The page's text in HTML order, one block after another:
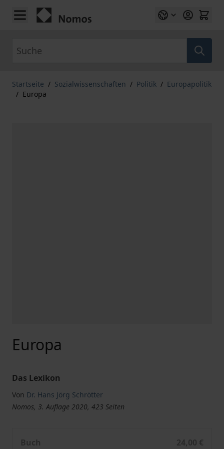
Zum Inhalt springen
Startseite / Sozialwissenschaften / Politik / Europapolitik
/ Europa
Europa
Das Lexikon
Von Dr. Hans Jörg Schrötter
Nomos, 3. Auflage 2020, 423 Seiten
Buch
24,00 €